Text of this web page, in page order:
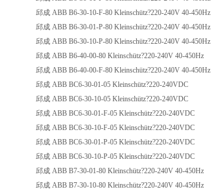
邱成 ABB B6-30-10-F-80 Kleinschütz?220-240V 40-450Hz
邱成 ABB B6-30-01-P-80 Kleinschütz?220-240V 40-450Hz
邱成 ABB B6-30-10-P-80 Kleinschütz?220-240V 40-450Hz
邱成 ABB B6-40-00-80 Kleinschütz?220-240V 40-450Hz
邱成 ABB B6-40-00-F-80 Kleinschütz?220-240V 40-450Hz
邱成 ABB BC6-30-01-05 Kleinschütz?220-240VDC
邱成 ABB BC6-30-10-05 Kleinschütz?220-240VDC
邱成 ABB BC6-30-01-F-05 Kleinschütz?220-240VDC
邱成 ABB BC6-30-10-F-05 Kleinschütz?220-240VDC
邱成 ABB BC6-30-01-P-05 Kleinschütz?220-240VDC
邱成 ABB BC6-30-10-P-05 Kleinschütz?220-240VDC
邱成 ABB B7-30-01-80 Kleinschütz?220-240V 40-450Hz
邱成 ABB B7-30-10-80 Kleinschütz?220-240V 40-450Hz